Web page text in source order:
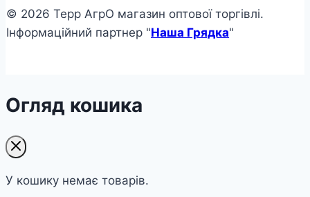
© 2026 Терр АгрО магазин оптової торгівлі.
Інформаційний партнер "Наша Грядка"
Огляд кошика
У кошику немає товарів.